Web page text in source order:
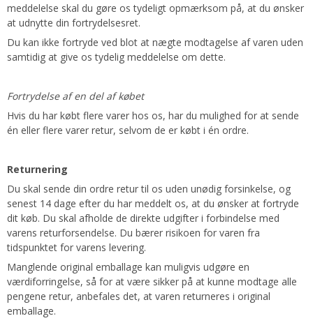
meddelelse skal du gøre os tydeligt opmærksom på, at du ønsker
at udnytte din fortrydelsesret.
Du kan ikke fortryde ved blot at nægte modtagelse af varen uden
samtidig at give os tydelig meddelelse om dette.
Fortrydelse af en del af købet
Hvis du har købt flere varer hos os, har du mulighed for at sende
én eller flere varer retur, selvom de er købt i én ordre.
Returnering
Du skal sende din ordre retur til os uden unødig forsinkelse, og
senest 14 dage efter du har meddelt os, at du ønsker at fortryde
dit køb. Du skal afholde de direkte udgifter i forbindelse med
varens returforsendelse. Du bærer risikoen for varen fra
tidspunktet for varens levering.
Manglende original emballage kan muligvis udgøre en
værdiforringelse, så for at være sikker på at kunne modtage alle
pengene retur, anbefales det, at varen returneres i original
emballage.